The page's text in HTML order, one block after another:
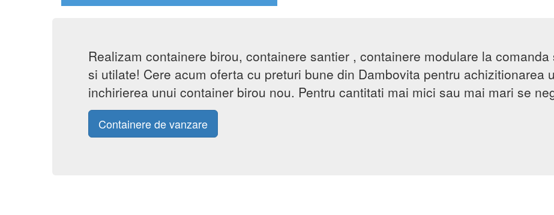
Realizam containere birou, containere santier , containere modulare la
si utilate! Cere acum oferta cu preturi bune din Dambovita pentru achizitionarea
inchirierea unui container birou nou. Pentru cantitati mai mici sau mai mari se
Containere de vanzare